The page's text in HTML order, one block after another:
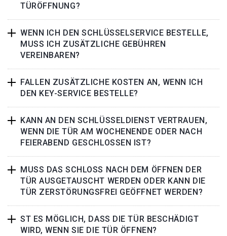
TÜRÖFFNUNG?
WENN ICH DEN SCHLÜSSELSERVICE BESTELLE,
MUSS ICH ZUSÄTZLICHE GEBÜHREN
VEREINBAREN?
FALLEN ZUSÄTZLICHE KOSTEN AN, WENN ICH
DEN KEY-SERVICE BESTELLE?
KANN AN DEN SCHLÜSSELDIENST VERTRAUEN,
WENN DIE TÜR AM WOCHENENDE ODER NACH
FEIERABEND GESCHLOSSEN IST?
MUSS DAS SCHLOSS NACH DEM ÖFFNEN DER
TÜR AUSGETAUSCHT WERDEN ODER KANN DIE
TÜR ZERSTÖRUNGSFREI GEÖFFNET WERDEN?
ST ES MÖGLICH, DASS DIE TÜR BESCHÄDIGT
WIRD, WENN SIE DIE TÜR ÖFFNEN?